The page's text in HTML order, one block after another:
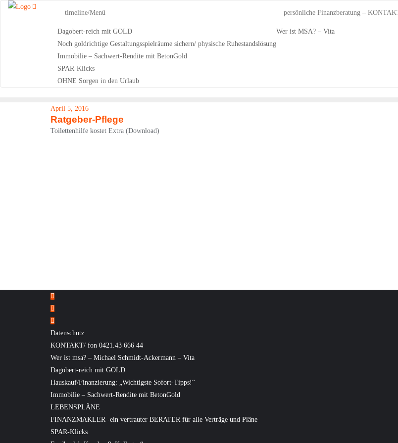
Skip
timeline/Menü
Dagobert-reich mit GOLD
Noch goldrichtige Gestaltungsspielräume sichern/ physische Ruhestandslösung
Immobilie – Sachwert-Rendite mit BetonGold
SPAR-Klicks
OHNE Sorgen in den Urlaub
persönliche Finanzberatung –
Wer ist MSA? – Vita
April 5, 2016
Ratgeber-Pflege
Toilettenhilfe kostet Extra (Download)
Datenschutz
KONTAKT/ fon 0421.43 666 44
Wer ist msa? – Michael Schmidt-Ackermann – Vita
Dagobert-reich mit GOLD
Hauskauf/Finanzierung: „Wichtigste Sofort-Tipps!“
Immobilie – Sachwert-Rendite mit BetonGold
LEBENSPLÄNE
FINANZMAKLER -ein vertrauter BERATER für alle Verträge und Pläne
SPAR-Klicks